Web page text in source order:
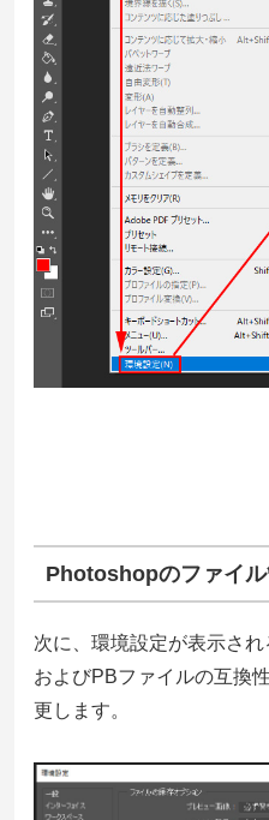
Photoshopのファイ
次に、環境設定が表示さ
およびPBファイルの互換
更します。